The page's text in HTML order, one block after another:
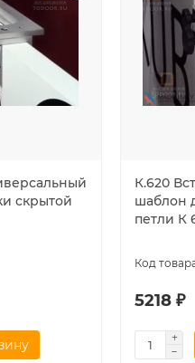
скрытой
К.620
шаблон
петли К
5218 ₽